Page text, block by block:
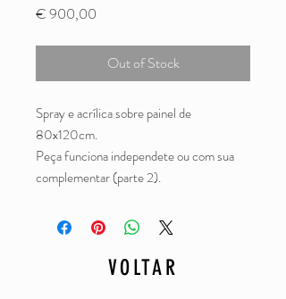
€ 900,00
Out of Stock
Spray e acrílica sobre painel de
80x120cm.
Peça funciona independete ou com sua
complementar (parte 2).
VOLTAR